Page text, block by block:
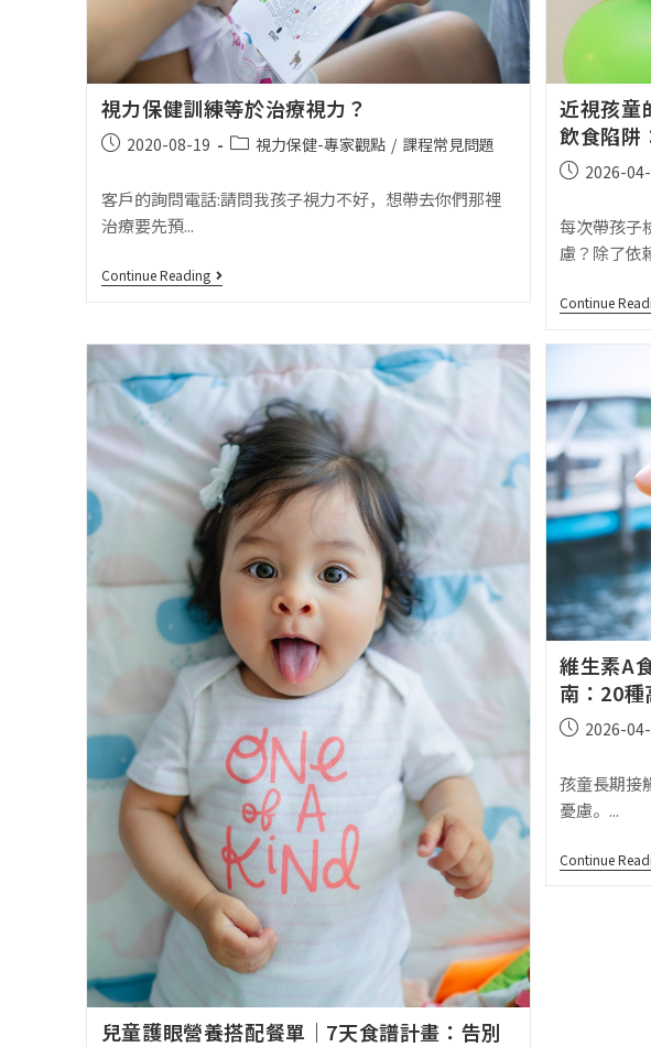
視力保健訓練等於治療視力？
2020-08-19 視力保健-專家觀點 / 課程常見問題
客戶的詢問電話:請問我孩子視力不好，想帶去你們那裡
治療要先預...
Continue Reading
近視孩童
飲食陷阱
2026-
每次帶孩子
慮？除了依
Continue
兒童護眼營養搭配餐單｜7天食譜計畫：告別
維生素A
南：20
2026-
孩童長期接
憂慮。...
Continue